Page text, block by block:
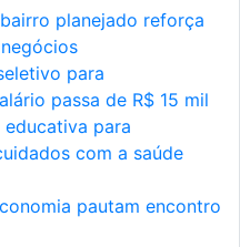
planejado reforça
para
passa de R$ 15 mil
para
com a saúde
pautam encontro